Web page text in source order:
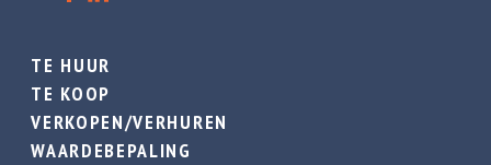
TE HUUR
TE KOOP
VERKOPEN/VERHUREN
WAARDEBEPALING